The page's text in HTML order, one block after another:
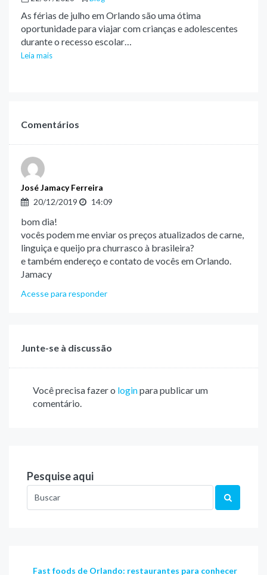
As férias de julho em Orlando são uma ótima
oportunidade para viajar com crianças e adolescentes
durante o recesso escolar…
Leia mais
Comentários
José Jamacy Ferreira
20/12/2019
14:09
bom dia!
vocês podem me enviar os preços atualizados de carne,
linguiça e queijo pra churrasco à brasileira?
e também endereço e contato de vocês em Orlando.
Jamacy
Acesse para responder
Junte-se à discussão
Você precisa fazer o loginpara publicar um
comentário.
Pesquise aqui
Fast foods de Orlando: restaurantes para conhecer